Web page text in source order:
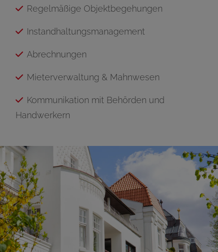
Regelmäßige Objektbegehungen
Instandhaltungsmanagement
Abrechnungen
Mieterverwaltung & Mahnwesen
Kommunikation mit Behörden und
Handwerkern